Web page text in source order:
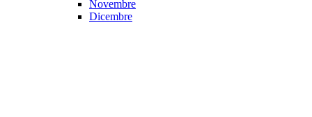
Novembre
Dicembre